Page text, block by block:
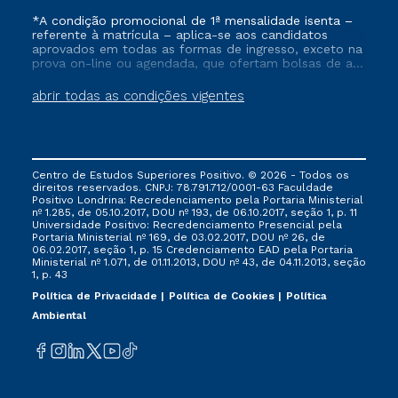
abrir todas as condições vigentes
*A condição promocional de 1ª mensalidade isenta –
referente à matrícula – aplica-se aos candidatos
aprovados em todas as formas de ingresso, exceto na
prova on-line ou agendada, que ofertam bolsas de até
vigente, que ainda não tenham efetivado e/ou não
tenham cancelado ou trancado sua matrícula em uma
via FIES, Prouni e outros programas governamentais, e
não se acumula com nenhuma outra campanha
ofertada pela Instituição.
Centro de Estudos Superiores Positivo. © 2026 - Todos os
direitos reservados. CNPJ: 78.791.712/0001-63 Faculdade
Positivo Londrina: Recredenciamento pela Portaria Ministerial
nº 1.285, de 05.10.2017, DOU nº 193, de 06.10.2017, seção 1, p. 11
Universidade Positivo: Recredenciamento Presencial ​pela
Portaria Ministerial nº 169, de 03.02.2017, DOU nº 26, de
06.02.2017, seção 1, p. 15 Credenciamento EAD pela Portaria
Ministerial nº 1.071, de 01.11.2013, DOU nº 43, de 04.11.2013, seção
1, p. 43
Política de Privacidade
Política de Cookies
Política
Ambiental